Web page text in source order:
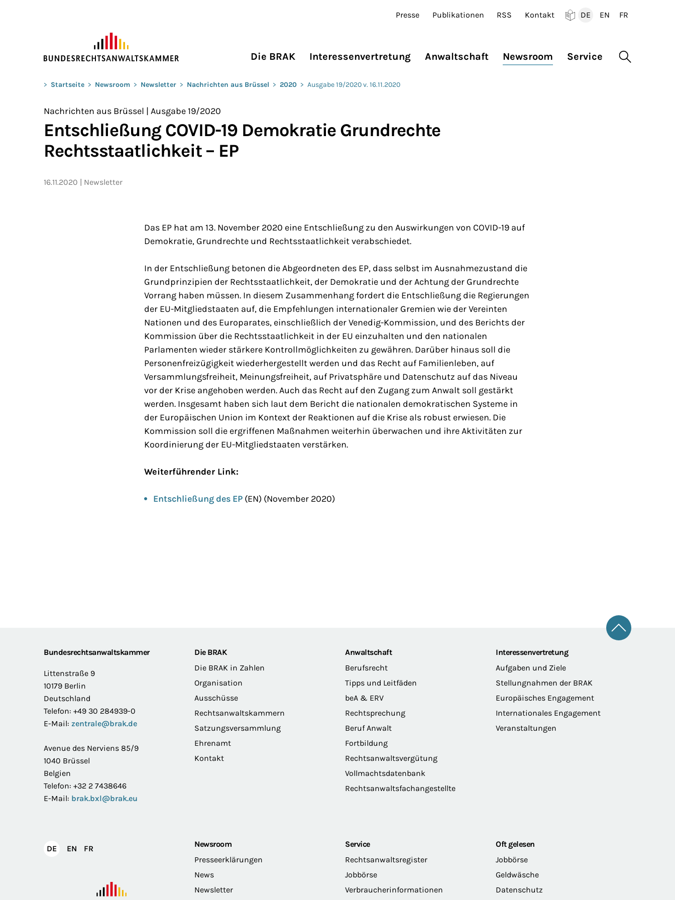
Presse Publikationen RSS Kontakt
DE
EN
FR
Die BRAK Interessenvertretung Anwaltschaft Newsroom Service Suche
Sie befinden sich hier:
> Startseite > Newsroom > Newsletter > Nachrichten aus Brüssel > 2020 > Ausgabe 19/2020 v. 16.11.2020
Nachrichten aus Brüssel | Ausgabe 19/2020
Entschließung COVID-19 Demokratie Grundrechte
Rechtsstaatlichkeit – EP
16.11.2020 Newsletter
Das EP hat am 13. November 2020 eine Entschließung zu den Auswirkungen von COVID-19 auf
Demokratie, Grundrechte und Rechtsstaatlichkeit verabschiedet.
In der Entschließung betonen die Abgeordneten des EP, dass selbst im Ausnahmezustand die
Grundprinzipien der Rechtsstaatlichkeit, der Demokratie und der Achtung der Grundrechte
Vorrang haben müssen. In diesem Zusammenhang fordert die Entschließung die Regierungen
der EU-Mitgliedstaaten auf, die Empfehlungen internationaler Gremien wie der Vereinten
Nationen und des Europarates, einschließlich der Venedig-Kommission, und des Berichts der
Kommission über die Rechtsstaatlichkeit in der EU einzuhalten und den nationalen
Parlamenten wieder stärkere Kontrollmöglichkeiten zu gewähren. Darüber hinaus soll die
Personenfreizügigkeit wiederhergestellt werden und das Recht auf Familienleben, auf
Versammlungsfreiheit, Meinungsfreiheit, auf Privatsphäre und Datenschutz auf das Niveau
vor der Krise angehoben werden. Auch das Recht auf den Zugang zum Anwalt soll gestärkt
werden. Insgesamt haben sich laut dem Bericht die nationalen demokratischen Systeme in
der Europäischen Union im Kontext der Reaktionen auf die Krise als robust erwiesen. Die
Kommission soll die ergriffenen Maßnahmen weiterhin überwachen und ihre Aktivitäten zur
Koordinierung der EU-Mitgliedstaaten verstärken.
Weiterführender Link:
Entschließung des EP (EN) (November 2020)
Footer
Zum
Bundesrechtsanwaltskammer
Littenstraße 9
10179 Berlin
Deutschland
Telefon: +49 30 284939-0
E-Mail: zentrale@brak.de
Avenue des Nerviens 85/9
1040 Brüssel
Belgien
Telefon: +32 2 7438646
E-Mail: brak.bxl@brak.eu
Die BRAK
Die BRAK in Zahlen
Organisation
Ausschüsse
Rechtsanwaltskammern
Satzungsversammlung
Ehrenamt
Kontakt
Anwaltschaft
Berufsrecht
Tipps und Leitfäden
beA & ERV
Rechtsprechung
Beruf Anwalt
Fortbildung
Rechtsanwaltsvergütung
Vollmachtsdatenbank
Rechtsanwaltsfachangestellte
Interessenvertretung
Aufgaben und Ziele
Stellungnahmen der BRAK
Europäisches Engagement
Internationales Engagement
Veranstaltungen
DEDeutsch
EN English
FR
Newsroom
Presseerklärungen
News
Newsletter
Service
Rechtsanwaltsregister
Jobbörse
Verbraucherinformationen
Oft gelesen
Jobbörse
Geldwäsche
Datenschutz